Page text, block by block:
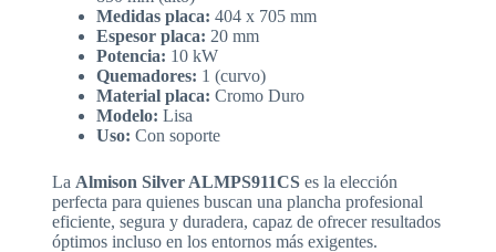
Medidas placa: 404 x 705 mm
Espesor placa: 20 mm
Potencia: 10 kW
Quemadores: 1 (curvo)
Material placa: Cromo Duro
Modelo: Lisa
Uso: Con soporte
La Almison Silver ALMPS911CSes la elección
perfecta para quienes buscan una plancha profesional
eficiente, segura y duradera, capaz de ofrecer resultados
óptimos incluso en los entornos más exigentes.